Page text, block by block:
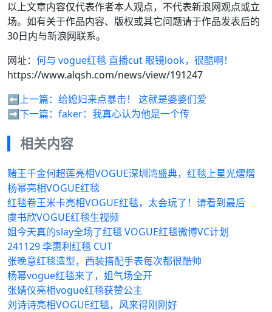
以上文章内容仅代表作者本人观点，不代表新浪网观点或立
场。如有关于作品内容、版权或其它问题请于作品发表后的
30日内与新浪网联系。
网址： 何与 vogue红毯 直播cut 眼镜look，很酷啊！
https://www.alqsh.com/news/view/191247
⬅️上一篇： 给媳妇来点暴击！ 这就是婆婆们爱
➡️下一篇： faker：我真心认为他是一个传
相关内容
赌王千金何超莲亮相VOGUE深圳湾盛典，红毯上星光熠熠
杨幂亮相VOGUE红毯
红毯卷王米卡亮相VOGUE红毯，太会玩了！请看到最后
虞书欣VOGUE红毯生视频
姐今天真的slay全场了红毯 VOGUE红毯微博VC计划
241129 李惠利红毯 CUT
张晚意红毯造型，西装搭配手表每次都很酷帅
杨幂vogue红毯来了，姐气场全开
张婧仪亮相vogue红毯获赞公主
刘诗诗亮相VOGUE红毯，风来得刚刚好